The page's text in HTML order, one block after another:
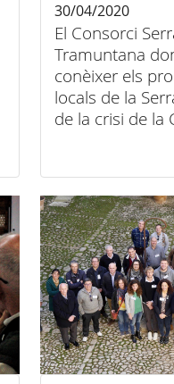
El Consorci
Tramuntana
conèixer els
locals de la
de la crisi de la
30/04/2020